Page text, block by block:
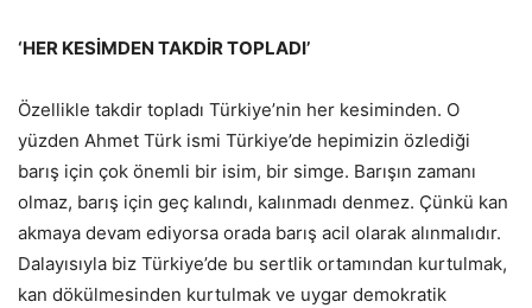
‘HER KESİMDEN TAKDİR TOPLADI’
Özellikle takdir topladı Türkiye’nin her kesiminden. O
yüzden Ahmet Türk ismi Türkiye’de hepimizin özlediği
barış için çok önemli bir isim, bir simge. Barışın zamanı
olmaz, barış için geç kalındı, kalınmadı denmez. Çünkü kan
akmaya devam ediyorsa orada barış acil olarak alınmalıdır.
Dalayısıyla biz Türkiye’de bu sertlik ortamından kurtulmak,
kan dökülmesinden kurtulmak ve uygar demokratik